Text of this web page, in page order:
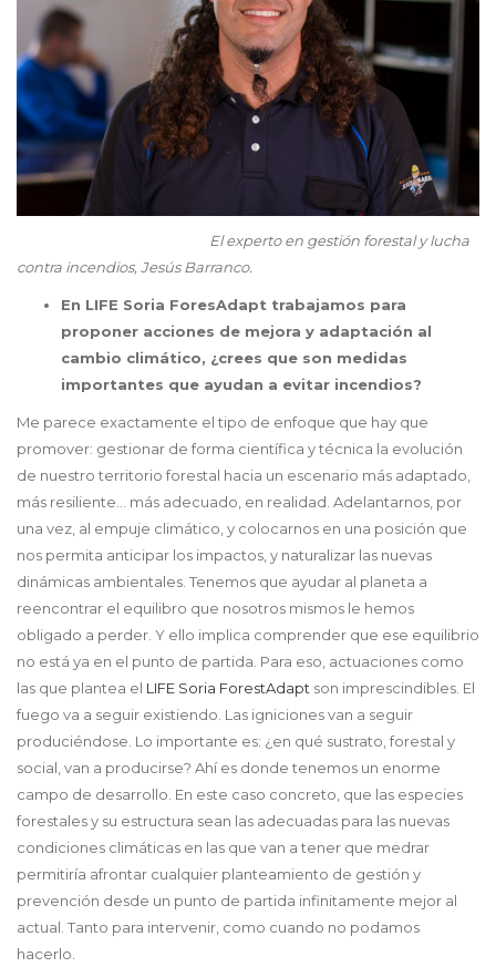
El experto en gestión forestal y lucha
contra incendios, Jesús Barranco.
En LIFE Soria ForesAdapt trabajamos para
proponer acciones de mejora y adaptación al
cambio climático, ¿crees que son medidas
importantes que ayudan a evitar incendios?
Me parece exactamente el tipo de enfoque que hay que
promover: gestionar de forma científica y técnica la evolución
de nuestro territorio forestal hacia un escenario más adaptado,
más resiliente… más adecuado, en realidad. Adelantarnos, por
una vez, al empuje climático, y colocarnos en una posición que
nos permita anticipar los impactos, y naturalizar las nuevas
dinámicas ambientales. Tenemos que ayudar al planeta a
reencontrar el equilibro que nosotros mismos le hemos
obligado a perder. Y ello implica comprender que ese equilibrio
no está ya en el punto de partida. Para eso, actuaciones como
las que plantea el LIFE Soria ForestAdapt son imprescindibles. El
fuego va a seguir existiendo. Las igniciones van a seguir
produciéndose. Lo importante es: ¿en qué sustrato, forestal y
social, van a producirse? Ahí es donde tenemos un enorme
campo de desarrollo. En este caso concreto, que las especies
forestales y su estructura sean las adecuadas para las nuevas
condiciones climáticas en las que van a tener que medrar
permitiría afrontar cualquier planteamiento de gestión y
prevención desde un punto de partida infinitamente mejor al
actual. Tanto para intervenir, como cuando no podamos
hacerlo.